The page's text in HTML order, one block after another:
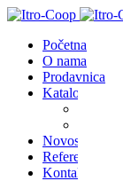
Početna
O nama
Prodavnica
Katalozi
Novosti
Reference
Kontakt